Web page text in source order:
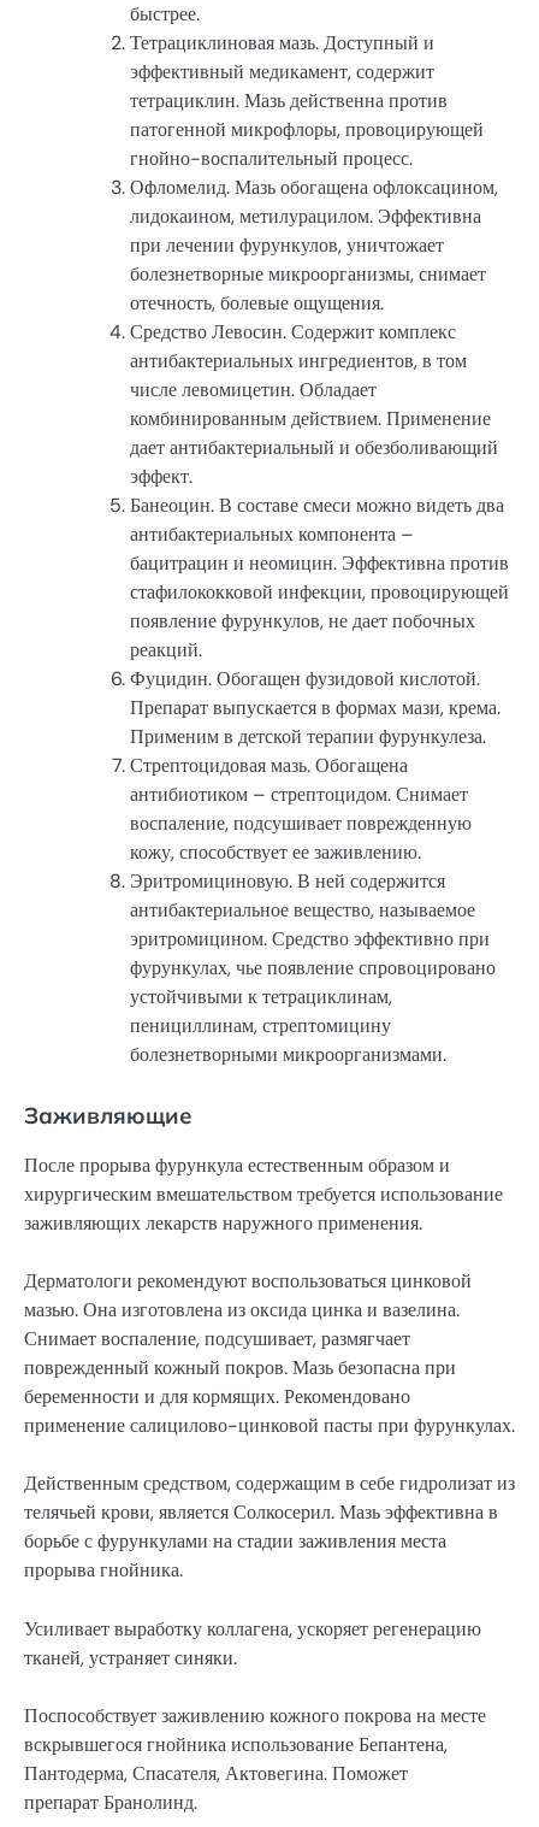
быстрее.
Тетрациклиновая мазь. Доступный и
эффективный медикамент, содержит
тетрациклин. Мазь действенна против
патогенной микрофлоры, провоцирующей
гнойно-воспалительный процесс.
Офломелид. Мазь обогащена офлоксацином,
лидокаином, метилурацилом. Эффективна
при лечении фурункулов, уничтожает
болезнетворные микроорганизмы, снимает
отечность, болевые ощущения.
Средство Левосин. Содержит комплекс
антибактериальных ингредиентов, в том
числе левомицетин. Обладает
комбинированным действием. Применение
дает антибактериальный и обезболивающий
эффект.
Банеоцин. В составе смеси можно видеть два
антибактериальных компонента –
бацитрацин и неомицин. Эффективна против
стафилококковой инфекции, провоцирующей
появление фурункулов, не дает побочных
реакций.
Фуцидин. Обогащен фузидовой кислотой.
Препарат выпускается в формах мази, крема.
Применим в детской терапии фурункулеза.
Стрептоцидовая мазь. Обогащена
антибиотиком – стрептоцидом. Снимает
воспаление, подсушивает поврежденную
кожу, способствует ее заживлению.
Эритромициновую. В ней содержится
антибактериальное вещество, называемое
эритромицином. Средство эффективно при
фурункулах, чье появление спровоцировано
устойчивыми к тетрациклинам,
пенициллинам, стрептомицину
болезнетворными микроорганизмами.
Заживляющие
После прорыва фурункула естественным образом и
хирургическим вмешательством требуется использование
заживляющих лекарств наружного применения.
Дерматологи рекомендуют воспользоваться цинковой
мазью. Она изготовлена из оксида цинка и вазелина.
Снимает воспаление, подсушивает, размягчает
поврежденный кожный покров. Мазь безопасна при
беременности и для кормящих. Рекомендовано
применение салицилово-цинковой пасты при фурункулах.
Действенным средством, содержащим в себе гидролизат из
телячьей крови, является Солкосерил. Мазь эффективна в
борьбе с фурункулами на стадии заживления места
прорыва гнойника.
Усиливает выработку коллагена, ускоряет регенерацию
тканей, устраняет синяки.
Поспособствует заживлению кожного покрова на месте
вскрывшегося гнойника использование Бепантена,
Пантодерма, Спасателя, Актовегина. Поможет
препарат Бранолинд.